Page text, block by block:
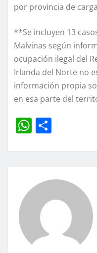
por provincia de
**Se incluyen 13
Malvinas según
ocupación ilegal del
Irlanda del Norte no
información propia
en esa parte del
W
A
p
rt